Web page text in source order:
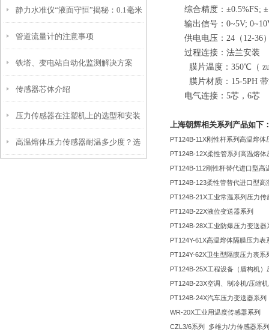
有什么特点？
静力水准仪“液面守恒”揭秘：0.1毫米
级沉降如何被精准捕捉
管道流量计的注意事项
铁塔、变电站自动化监测解决方案
【沉降监测系统厂家】
传感器芯体介绍
压力传感器在注塑机上的选型和安装
高温熔体压力传感器耐温多少度？选
综合精度：±0.5%FS;
输出信号：0~5V;
供电电压：24（12-36
过程连接：法兰安装
膜片温度：350℃（
膜片材质：15-5PH 带
电气连接：5芯，6芯
上海朝辉相关系列产品如下
PT124B-11X刚性杆系列高温熔体
PT124B-12X柔性管系列高温熔体
PT124B-112刚性杆替代进口型高
PT124B-123柔性管替代进口型高
PT124B-21X工业常温系列压力传
PT124B-22X液位变送器系列
PT124B-28X工业防爆压力变送器
PT124Y-61X高温熔体隔膜压力表
PT124Y-62X卫生型隔膜压力表系
PT124B-25X工程设备（盾构机）
PT124B-23X空调、制冷机/压缩
PT124B-24X汽车压力变送器系列
WR-20X工业用温度传感器系列
CZL3/6系列 多维力/力传感器系列